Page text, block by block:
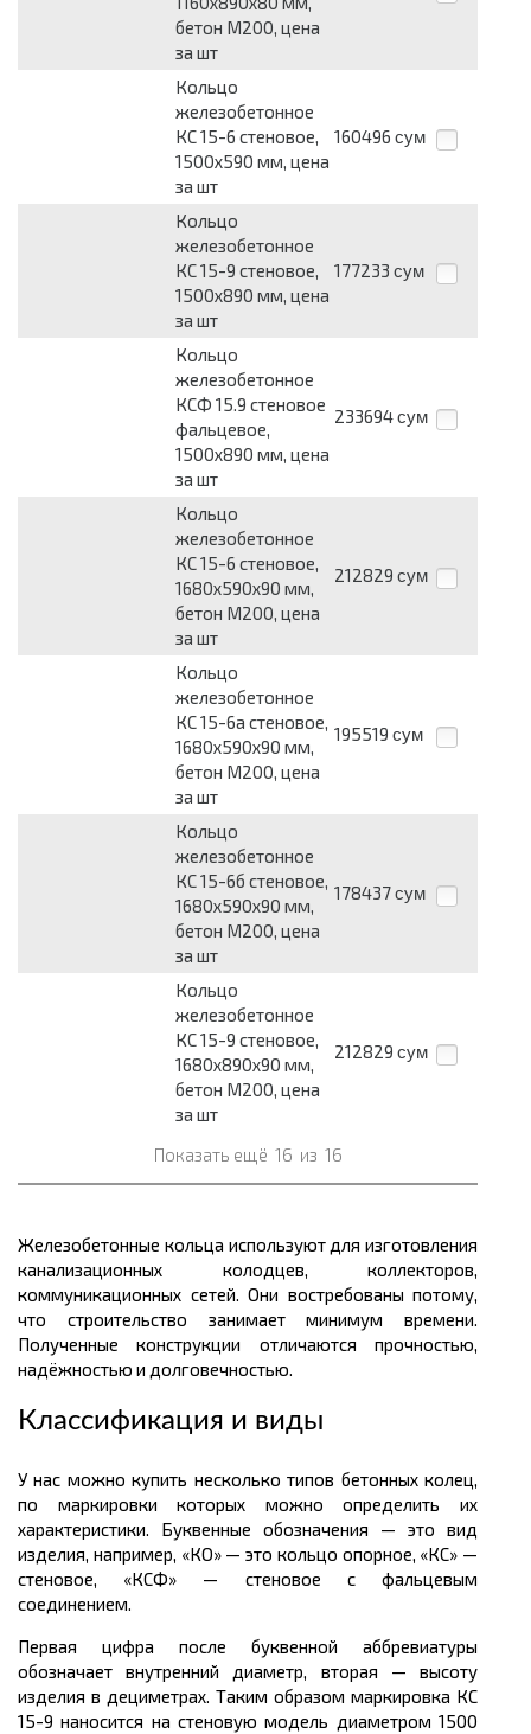
бетон М200, цена
за шт
Кольцо
железобетонное
КС 15-6 стеновое,
1500х590 мм, цена
за шт
160496 сум
Кольцо
железобетонное
КС 15-9 стеновое,
1500х890 мм, цена
за шт
177233 сум
Кольцо
железобетонное
КСФ 15.9 стеновое
фальцевое,
1500х890 мм, цена
за шт
233694 сум
Кольцо
железобетонное
КС 15-6 стеновое,
1680х590х90 мм,
бетон М200, цена
за шт
212829 сум
Кольцо
железобетонное
КС 15-6а стеновое,
1680х590х90 мм,
бетон М200, цена
за шт
195519 сум
Кольцо
железобетонное
КС 15-6б стеновое,
1680х590х90 мм,
бетон М200, цена
за шт
178437 сум
Кольцо
железобетонное
КС 15-9 стеновое,
1680х890х90 мм,
бетон М200, цена
за шт
212829 сум
Показать ещё 16 из 16
Железобетонные кольца используют для изготовления
канализационных колодцев, коллекторов,
коммуникационных сетей. Они востребованы потому,
что строительство занимает минимум времени.
Полученные конструкции отличаются прочностью,
надёжностью и долговечностью.
Классификация и виды
У нас можно купить несколько типов бетонных колец,
по маркировки которых можно определить их
характеристики. Буквенные обозначения — это вид
изделия, например, «КО» — это кольцо опорное, «КС» —
стеновое, «КСФ» — стеновое с фальцевым
соединением.
Первая цифра после буквенной аббревиатуры
обозначает внутренний диаметр, вторая — высоту
изделия в дециметрах. Таким образом маркировка КС
15-9 наносится на стеновую модель диаметром 1500